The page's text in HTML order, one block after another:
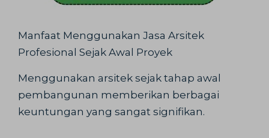
Manfaat Menggunakan Jasa Arsitek
Profesional Sejak Awal Proyek
Menggunakan arsitek sejak tahap awal
pembangunan memberikan berbagai
keuntungan yang sangat signifikan.